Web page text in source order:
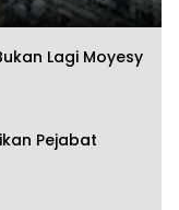
Lagi Moyesy
Pejabat